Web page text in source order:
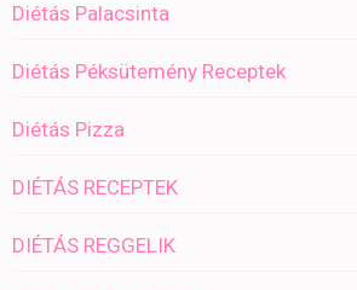
Diétás Palacsinta
Diétás Péksütemény Receptek
Diétás Pizza
DIÉTÁS RECEPTEK
DIÉTÁS REGGELIK